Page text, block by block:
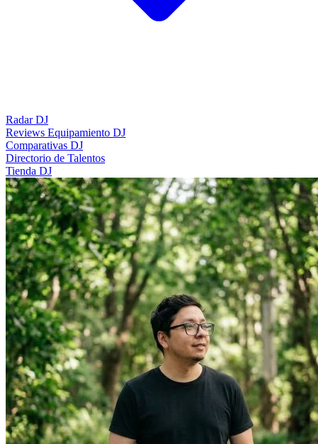
Radar DJ
Reviews Equipamiento DJ
Comparativas DJ
Directorio de Talentos
Tienda DJ